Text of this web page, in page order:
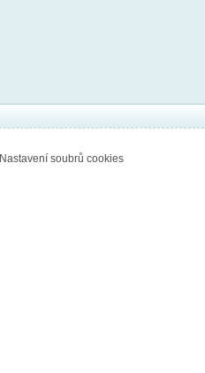
Nastavení soubrů cookies